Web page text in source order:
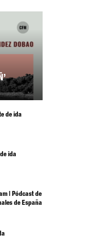
de ida
ida
| Pódcast de
de España